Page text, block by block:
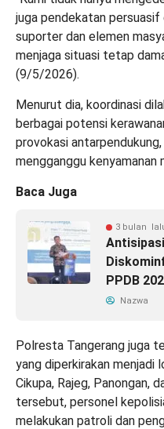
juga pendekatan
suporter dan elemen
menjaga situasi tetap
(9/5/2026).
Menurut dia, koordinasi
berbagai potensi
provokasi
mengganggu kenyamanan
Baca Juga
3 bulan
PPDB
Nazwa
Polresta Tangerang juga
yang diperkirakan menjadi
Cikupa, Rajeg, Panongan,
tersebut, personel
melakukan patroli dan